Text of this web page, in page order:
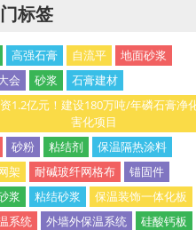
标签
高强石膏 自流平
地面砂浆
会
砂浆
石膏建材
1.2亿元！建设180万吨/年磷石膏净
害化项目
砂粉 粘结剂
保温隔热涂料
架
耐碱玻纤网格布
锚固件
浆
粘结砂浆
保温装饰一体化板
系统
外墙外保温系统
硅酸钙板